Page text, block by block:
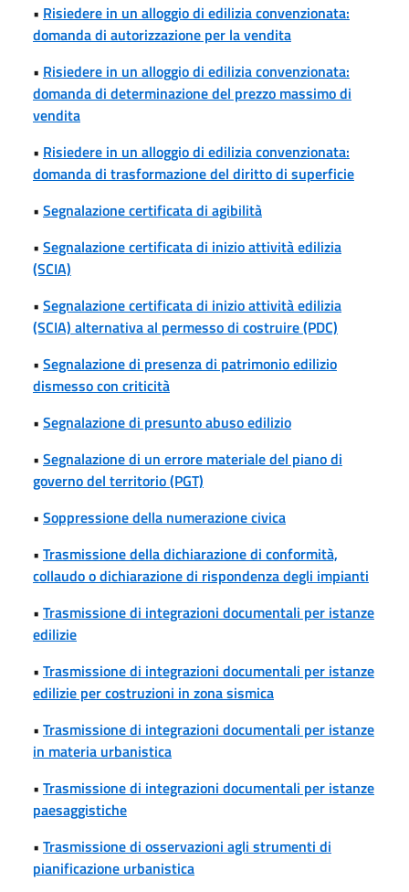
• Risiedere in un alloggio di edilizia convenzionata:
domanda di autorizzazione per la vendita
• Risiedere in un alloggio di edilizia convenzionata:
domanda di determinazione del prezzo massimo di
vendita
• Risiedere in un alloggio di edilizia convenzionata:
domanda di trasformazione del diritto di superficie
• Segnalazione certificata di agibilità
• Segnalazione certificata di inizio attività edilizia
(SCIA)
• Segnalazione certificata di inizio attività edilizia
(SCIA) alternativa al permesso di costruire (PDC)
• Segnalazione di presenza di patrimonio edilizio
dismesso con criticità
• Segnalazione di presunto abuso edilizio
• Segnalazione di un errore materiale del piano di
governo del territorio (PGT)
• Soppressione della numerazione civica
• Trasmissione della dichiarazione di conformità,
collaudo o dichiarazione di rispondenza degli impianti
• Trasmissione di integrazioni documentali per istanze
edilizie
• Trasmissione di integrazioni documentali per istanze
edilizie per costruzioni in zona sismica
• Trasmissione di integrazioni documentali per istanze
in materia urbanistica
• Trasmissione di integrazioni documentali per istanze
paesaggistiche
• Trasmissione di osservazioni agli strumenti di
pianificazione urbanistica